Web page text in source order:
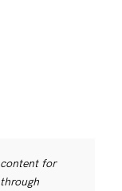
for